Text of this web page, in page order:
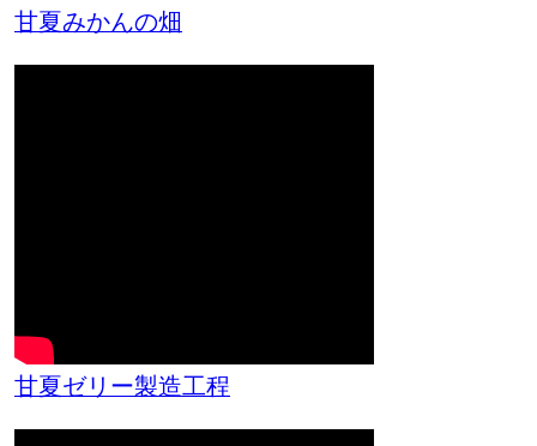
甘夏みかんの畑
甘夏ゼリー製造工程